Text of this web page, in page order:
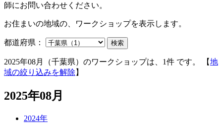
師にお問い合わせください。
お住まいの地域の、ワークショップを表示します。
都道府県： 検索
2025年08月（千葉県）のワークショップは、1件 です。 【地
域の絞り込みを解除 】
2025年08月
2024年